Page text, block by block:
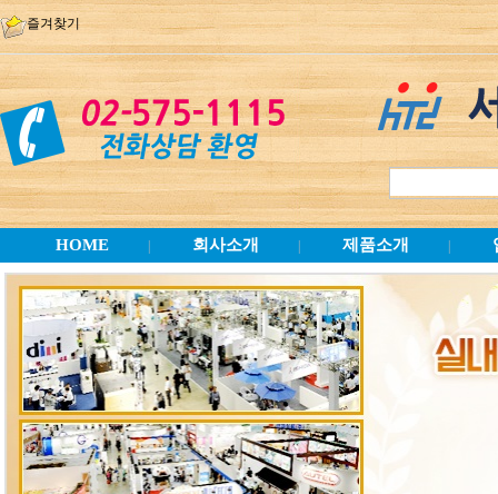
즐겨찾기
HOME 회사소개 제품소개